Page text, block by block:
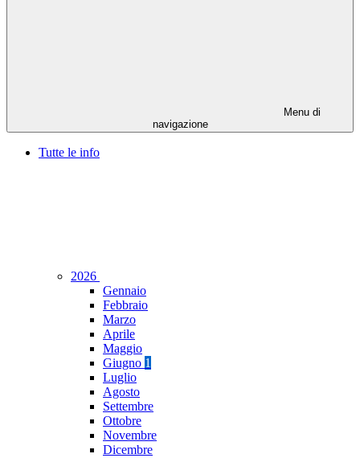
Menu di
navigazione
Tutte le info
2026
Gennaio
Febbraio
Marzo
Aprile
Maggio
Giugno 1
Luglio
Agosto
Settembre
Ottobre
Novembre
Dicembre